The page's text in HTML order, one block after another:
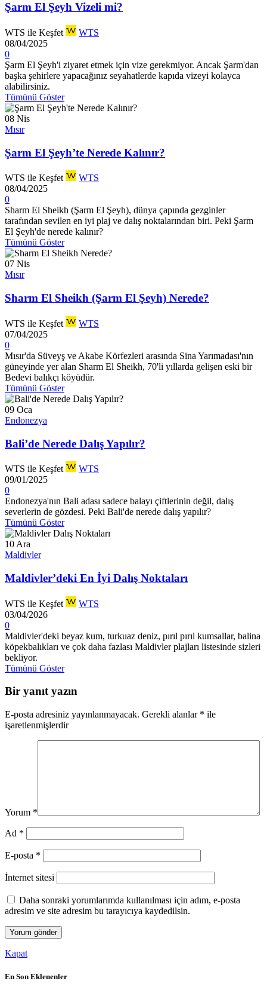
Şarm El Şeyh Vizeli mi?
WTS ile Keşfet
WTS
08/04/2025
0
Şarm El Şeyh'i ziyaret etmek için vize gerekmiyor. Ancak Şarm'dan
başka şehirlere yapacağınız seyahatlerde kapıda vizeyi kolayca
alabilirsiniz.
Tümünü Göster
08 Nis
Mısır
Şarm El Şeyh’te Nerede Kalınır?
WTS ile Keşfet
WTS
08/04/2025
0
Sharm El Sheikh (Şarm El Şeyh), dünya çapında gezginler
tarafından sevilen en iyi plaj ve dalış noktalarından biri. Peki Şarm
El Şeyh'de nerede kalınır?
Tümünü Göster
07 Nis
Mısır
Sharm El Sheikh (Şarm El Şeyh) Nerede?
WTS ile Keşfet
WTS
07/04/2025
0
Mısır'da Süveyş ve Akabe Körfezleri arasında Sina Yarımadası'nın
güneyinde yer alan Sharm El Sheikh, 70'li yıllarda gelişen eski bir
Bedevi balıkçı köyüdür.
Tümünü Göster
09 Oca
Endonezya
Bali’de Nerede Dalış Yapılır?
WTS ile Keşfet
WTS
09/01/2025
0
Endonezya'nın Bali adası sadece balayı çiftlerinin değil, dalış
severlerin de gözdesi. Peki Bali'de nerede dalış yapılır?
Tümünü Göster
10 Ara
Maldivler
Maldivler’deki En İyi Dalış Noktaları
WTS ile Keşfet
WTS
03/04/2026
0
Maldivler'deki beyaz kum, turkuaz deniz, pırıl pırıl kumsallar, balina
köpekbalıkları ve çok daha fazlası Maldivler plajları listesinde sizleri
bekliyor.
Tümünü Göster
Bir yanıt yazın
E-posta adresiniz yayınlanmayacak. Gerekli alanlar * ile
işaretlenmişlerdir
Yorum *
Ad *
E-posta *
İnternet sitesi
Daha sonraki yorumlarımda kullanılması için adım, e-posta
adresim ve site adresim bu tarayıcıya kaydedilsin.
Kapat
En Son Eklenenler